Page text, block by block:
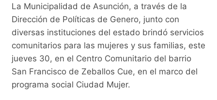
c
e
b
o
o
k
itt
er
at
s
A
p
p
p
y
Li
n
k
e
gr
a
m
La Municipalidad de Asunción, a través de la
Dirección de Políticas de Genero, junto con
diversas instituciones del estado brindó servicios
comunitarios para las mujeres y sus familias, este
jueves 30, en el Centro Comunitario del barrio
San Francisco de Zeballos Cue, en el marco del
programa social Ciudad Mujer.